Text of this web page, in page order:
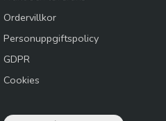
Ordervillkor
Personuppgiftspolicy
GDPR
Cookies